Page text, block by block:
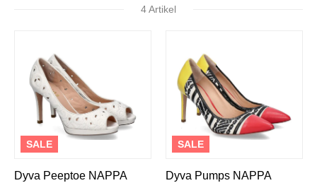
4 Artikel
SALE
Dyva Peeptoe NAPPA
SALE
Dyva Pumps NAPPA